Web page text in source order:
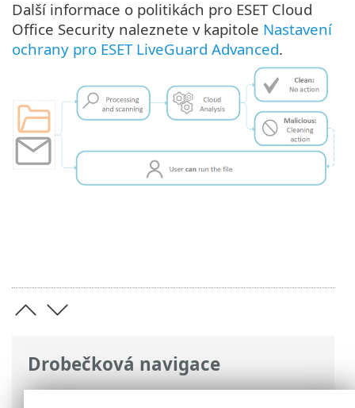
Drobečková navigace
ESET Online nápověda>ESET LiveGuard
Další informace o politikách pro ESET Cloud
Office Security naleznete v kapitole Nastavení
ochrany pro ESET LiveGuard Advanced.